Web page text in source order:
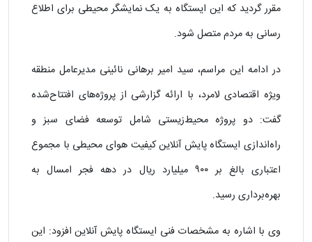
مقرر گردید که این ایستگاه به یک نمایشگر محیطی برای اطلاع
رسانی به مردم متصل شود.
در ادامه این مراسم، سید امیر برهانی نائینی مدیرعامل منطقه
ویژه اقتصادی لامرد، با ارائه گزارشی از پروژه‌های افتتاح‌شده
گفت: دو پروژه محیط‌زیستی شامل توسعه فضای سبز و
راه‌اندازی ایستگاه پایش آنلاین کیفیت هوای محیطی با مجموع
اعتباری بالغ بر ۹۰۰ میلیارد ریال در دهه فجر امسال به
بهره‌برداری رسید.
وی با اشاره به مشخصات فنی ایستگاه پایش آنلاین افزود: این